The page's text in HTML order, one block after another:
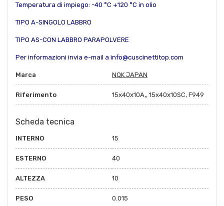
Temperatura di impiego: -40 °C +120 °C in olio
TIPO A-SINGOLO LABBRO
TIPO AS-CON LABBRO PARAPOLVERE
Per informazioni invia e-mail a info@cuscinettitop.com
Marca NQK JAPAN
Riferimento 15x40x10A,, 15x40x10SC, F949
Scheda tecnica
INTERNO 15
ESTERNO 40
ALTEZZA 10
PESO 0.015